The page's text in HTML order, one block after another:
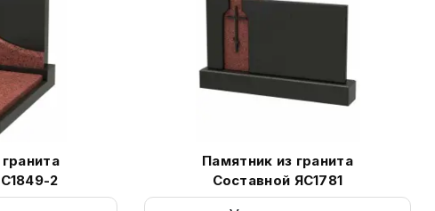
2
Памятник из гранита
Составной ЯС1781